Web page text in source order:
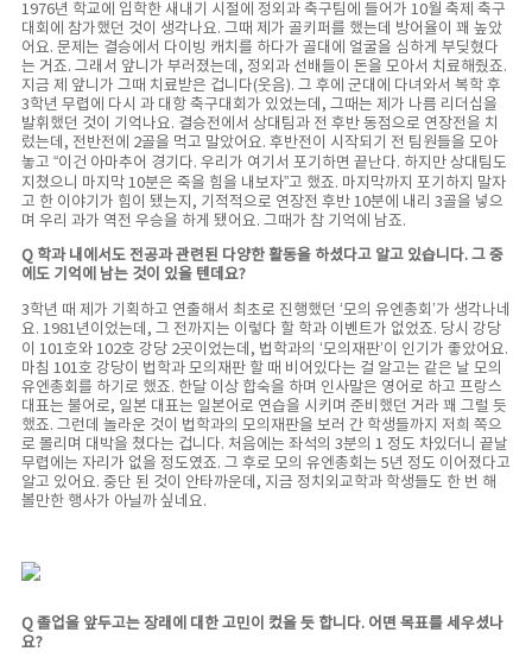
1976년 학교에 입학한 새내기 시절에 정외과 축구팀에 들어가 10월 축제 축구
대회에 참가했던 것이 생각나요. 그때 제가 골키퍼를 했는데 방어율이 꽤 높았
어요. 문제는 결승에서 다이빙 캐치를 하다가 골대에 얼굴을 심하게 부딪혔다
는 거죠. 그래서 앞니가 부러졌는데, 정외과 선배들이 돈을 모아서 치료해줬죠.
지금 제 앞니가 그때 치료받은 겁니다(웃음). 그 후에 군대에 다녀와서 복학 후
3학년 무렵에 다시 과 대항 축구대회가 있었는데, 그때는 제가 나름 리더십을
발휘했던 것이 기억나요. 결승전에서 상대팀과 전 후반 동점으로 연장전을 치
렀는데, 전반전에 2골을 먹고 말았어요. 후반전이 시작되기 전 팀원들을 모아
놓고 “이건 아마추어 경기다. 우리가 여기서 포기하면 끝난다. 하지만 상대팀도
지쳤으니 마지막 10분은 죽을 힘을 내보자”고 했죠. 마지막까지 포기하지 말자
고 한 이야기가 힘이 됐는지, 기적적으로 연장전 후반 10분에 내리 3골을 넣으
며 우리 과가 역전 우승을 하게 됐어요. 그때가 참 기억에 남죠.
Q 학과 내에서도 전공과 관련된 다양한 활동을 하셨다고 알고 있습니다. 그 중
에도 기억에 남는 것이 있을 텐데요?
3학년 때 제가 기획하고 연출해서 최초로 진행했던 ‘모의 유엔총회’가 생각나네
요. 1981년이었는데, 그 전까지는 이렇다 할 학과 이벤트가 없었죠. 당시 강당
이 101호와 102호 강당 2곳이었는데, 법학과의 ‘모의재판’이 인기가 좋았어요.
마침 101호 강당이 법학과 모의재판 할 때 비어있다는 걸 알고는 같은 날 모의
유엔총회를 하기로 했죠. 한달 이상 합숙을 하며 인사말은 영어로 하고 프랑스
대표는 불어로, 일본 대표는 일본어로 연습을 시키며 준비했던 거라 꽤 그럴 듯
했죠. 그런데 놀라운 것이 법학과의 모의재판을 보러 간 학생들까지 저희 쪽으
로 몰리며 대박을 쳤다는 겁니다. 처음에는 좌석의 3분의 1 정도 차있더니 끝날
무렵에는 자리가 없을 정도였죠. 그 후로 모의 유엔총회는 5년 정도 이어졌다고
알고 있어요. 중단 된 것이 안타까운데, 지금 정치외교학과 학생들도 한 번 해
볼만한 행사가 아닐까 싶네요.
Q 졸업을 앞두고는 장래에 대한 고민이 컸을 듯 합니다. 어떤 목표를 세우셨나
요?